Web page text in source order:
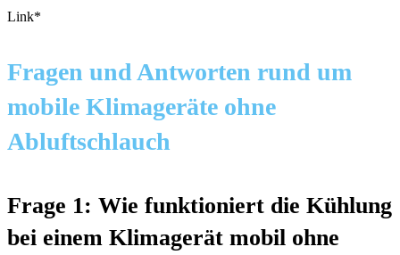
Link*
Fragen und Antworten rund um
mobile Klimageräte ohne
Abluftschlauch
Frage 1: Wie funktioniert die Kühlung
bei einem Klimagerät mobil ohne